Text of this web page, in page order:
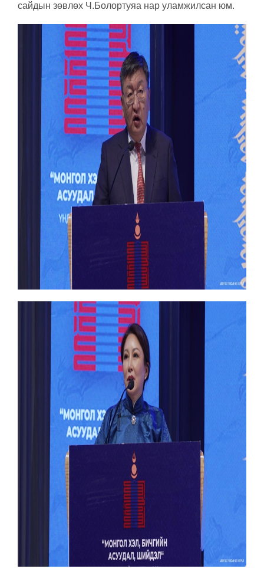
сайдын зөвлөх Ч.Болортуяа нар уламжилсан юм.